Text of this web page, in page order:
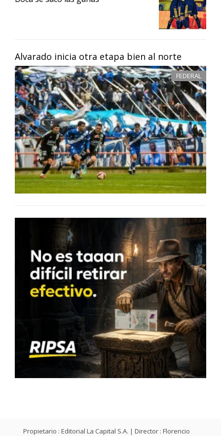
Alvarado inicia otra etapa bien al norte
FEDERAL
Propietario : Editorial La Capital S.A. | Director : Florencio